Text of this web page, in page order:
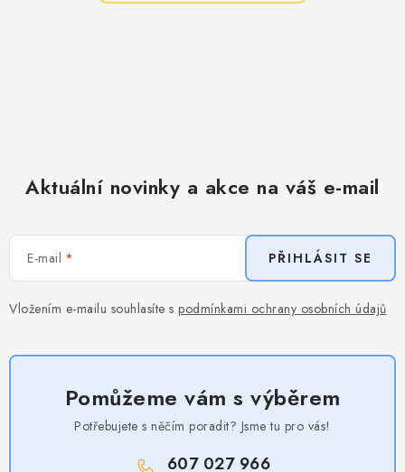
Aktuální novinky a akce na váš e-mail
E-mail
Vložením e-mailu souhlasíte s podmínkami ochrany osobních údajů
PŘIHLÁSIT SE
Pomůžeme vám s výběrem
Potřebujete s něčím poradit? Jsme tu pro vás!
607 027 966